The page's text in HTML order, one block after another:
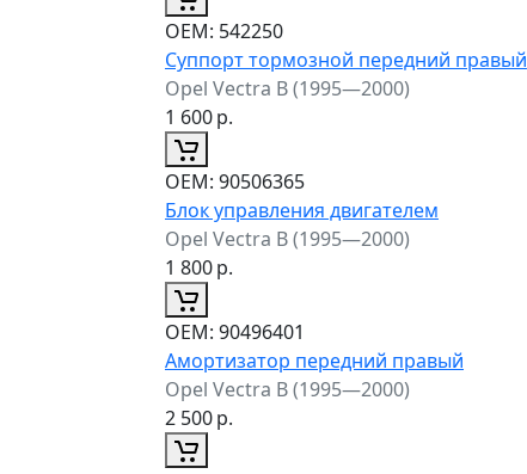
ОЕМ: 542250
Суппорт тормозной передний правый
Opel Vectra B (1995—2000)
1 600р.
ОЕМ: 90506365
Блок управления двигателем
Opel Vectra B (1995—2000)
1 800р.
ОЕМ: 90496401
Амортизатор передний правый
Opel Vectra B (1995—2000)
2 500р.